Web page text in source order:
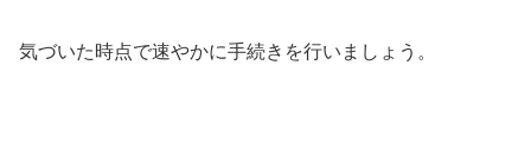
気づいた時点で速やかに手続きを行いましょう。